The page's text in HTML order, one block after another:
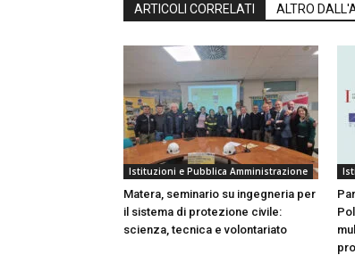
ARTICOLI CORRELATI ALTRO
Istituzioni e Pubblica Amministrazione
Matera, seminario su ingegneria per
il sistema di protezione civile:
scienza, tecnica e volontariato